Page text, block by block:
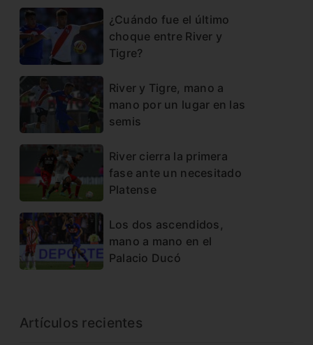
¿Cuándo fue el último
choque entre River y
Tigre?
River y Tigre, mano a
mano por un lugar en las
semis
River cierra la primera
fase ante un necesitado
Platense
Los dos ascendidos,
mano a mano en el
Palacio Ducó
Artículos recientes